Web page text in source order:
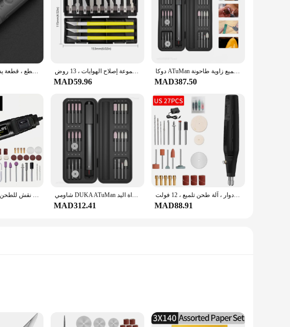
CreationSpace-مجموعة طحن كهربائية ليثيوم محمولة باليد ، آلة نحت الخشب ، تلميع وقطع ، قطعة يدوية ، MS0101A ، 8V قاطع نقش دقيق ، سكين نحت ، نحت حرفي ، شفرة قطع الورق ، أداة يدوية مانعة للانزلاق ، فن ذاتي الصنع ، مجموعة إصلاح الهوايات ، 13 روض
MAD59.96
دوكا ATuMan مثقاب صغير كهربائي نحت القلم متغير السرعة الروتاري أدوات عدة حفارة القلم لطحن تلميع زاوية طاحونة
MAD387.50
مثقاب كهربائي صغير متغير السرعة ، قلم نحت ، مجموعة أدوات دوارة ، نقش للطحن ، التلميع ، 9 فولت شاومي DUKA ATuMan مثقاب صغير طاحونة كهربائية نحت القلم متغير السرعة الروتاري حفارة القلم تلميع زاوية طاحونة أداة اليد
MAD312.41
طاحونة مثقاب كهربائية صغيرة مع مجموعات بت ، قلم نحت كهربائي محمول ، مثقاب منزلي دوار ، آلة طحن تلميع ، 12 فولت
MAD88.91